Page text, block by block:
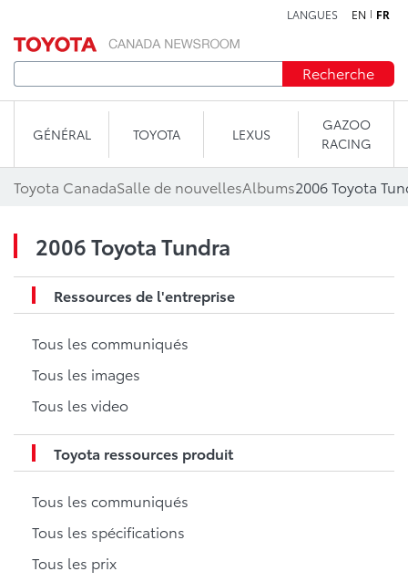
LANGUES EN FR
Recherche
GÉNÉRAL TOYOTA LEXUS
GAZOO
RACING
Toyota CanadaSalle de nouvellesAlbums2006 Toyota
2006 Toyota Tundra
Ressources de l'entreprise
Tous les communiqués
Tous les images
Tous les video
Toyota ressources produit
Tous les communiqués
Tous les spécifications
Tous les prix